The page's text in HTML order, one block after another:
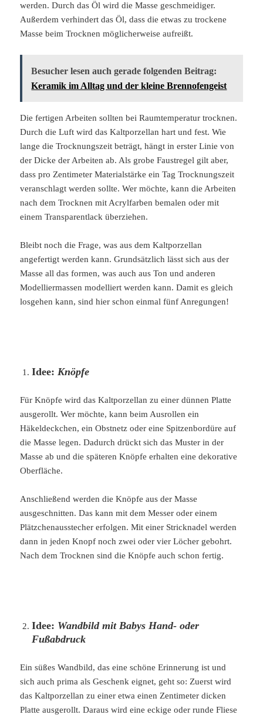
werden. Durch das Öl wird die Masse geschmeidiger.
Außerdem verhindert das Öl, dass die etwas zu trockene
Masse beim Trocknen möglicherweise aufreißt.
Besucher lesen auch gerade folgenden Beitrag:
Keramik im Alltag und der kleine Brennofengeist
Die fertigen Arbeiten sollten bei Raumtemperatur trocknen.
Durch die Luft wird das Kaltporzellan hart und fest. Wie
lange die Trocknungszeit beträgt, hängt in erster Linie von
der Dicke der Arbeiten ab. Als grobe Faustregel gilt aber,
dass pro Zentimeter Materialstärke ein Tag Trocknungszeit
veranschlagt werden sollte. Wer möchte, kann die Arbeiten
nach dem Trocknen mit Acrylfarben bemalen oder mit
einem Transparentlack überziehen.
Bleibt noch die Frage, was aus dem Kaltporzellan
angefertigt werden kann. Grundsätzlich lässt sich aus der
Masse all das formen, was auch aus Ton und anderen
Modelliermassen modelliert werden kann. Damit es gleich
losgehen kann, sind hier schon einmal fünf Anregungen!
Idee:Knöpfe
Für Knöpfe wird das Kaltporzellan zu einer dünnen Platte
ausgerollt. Wer möchte, kann beim Ausrollen ein
Häkeldeckchen, ein Obstnetz oder eine Spitzenbordüre auf
die Masse legen. Dadurch drückt sich das Muster in der
Masse ab und die späteren Knöpfe erhalten eine dekorative
Oberfläche.
Anschließend werden die Knöpfe aus der Masse
ausgeschnitten. Das kann mit dem Messer oder einem
Plätzchenausstecher erfolgen. Mit einer Stricknadel werden
dann in jeden Knopf noch zwei oder vier Löcher gebohrt.
Nach dem Trocknen sind die Knöpfe auch schon fertig.
Idee: Wandbild mit Babys Hand- oder
Fußabdruck
Ein süßes Wandbild, das eine schöne Erinnerung ist und
sich auch prima als Geschenk eignet, geht so: Zuerst wird
das Kaltporzellan zu einer etwa einen Zentimeter dicken
Platte ausgerollt. Daraus wird eine eckige oder runde Fliese